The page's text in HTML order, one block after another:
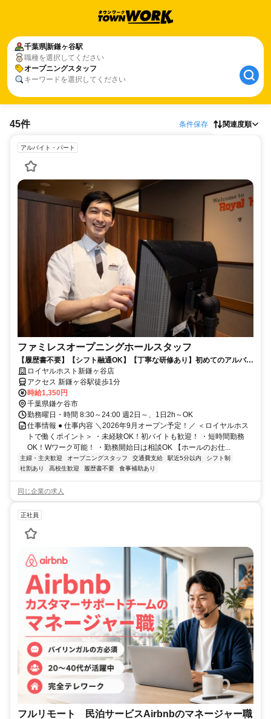
千葉県新鎌ヶ谷駅
職種を選択してください
オープニングスタッフ
キーワードを選択してください
45件 条件保存 関連度順
アルバイト・パート
ファミレスオープニングホールスタッフ
【履歴書不要】【シフト融通OK】【丁寧な研修あり】初めてのアルバイ
トにもおすすめ♪
ロイヤルホスト新鎌ヶ谷店
アクセス 新鎌ヶ谷駅徒歩1分
時給1,350円
千葉県鎌ケ谷市
勤務曜日・時間 8:30～24:00 週2日～、1日2h～OK
仕事情報 ● 仕事内容 ＼2026年9月オープン予定！／ ＜ロイヤルホス
トで働くポイント＞ ・未経験OK！初バイトも歓迎！ ・短時間勤務
OK！Wワーク可能！ ・勤務開始日は相談OK 【ホールのお仕...
主婦・主夫歓迎 オープニングスタッフ 交通費支給 駅近5分以内
シフト制
社割あり
高校生歓迎 履歴書不要 食事補助あり
同じ企業の求人
正社員
フルリモート 民泊サービスAirbnbのマネージャー職